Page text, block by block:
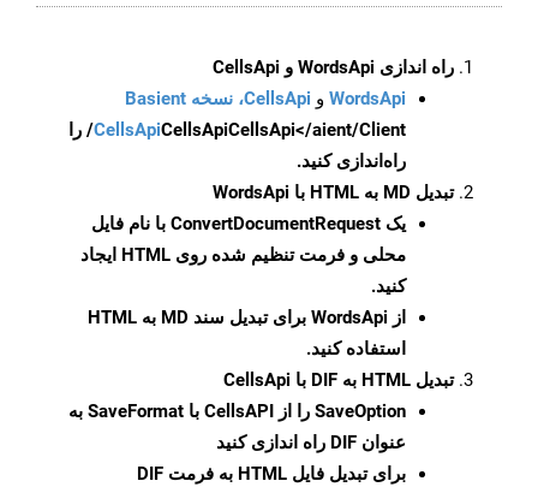
راه اندازی WordsApi و CellsApi
WordsApi و CellsApi، نسخه Basient
CellsApiCellsApi
CellsApi</aient/Client/ را
راه‌اندازی کنید.
تبدیل MD به HTML با WordsApi
یک ConvertDocumentRequest با نام فایل
محلی و فرمت تنظیم شده روی HTML ایجاد
کنید.
از WordsApi برای تبدیل سند MD به HTML
استفاده کنید.
تبدیل HTML به DIF با CellsApi
SaveOption
را از CellsAPI با SaveFormat به
عنوان DIF راه اندازی کنید
برای تبدیل فایل HTML به فرمت
DIF